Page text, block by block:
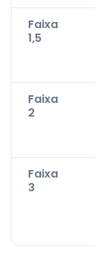
Faixa
1,5
Faixa
2
Faixa
3